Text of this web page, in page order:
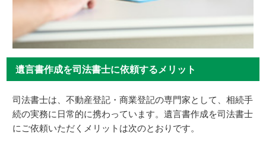
遺言書作成を司法書士に依頼するメリット
司法書士は、不動産登記・商業登記の専門家として、相続手
続の実務に日常的に携わっています。遺言書作成を司法書士
にご依頼いただくメリットは次のとおりです。